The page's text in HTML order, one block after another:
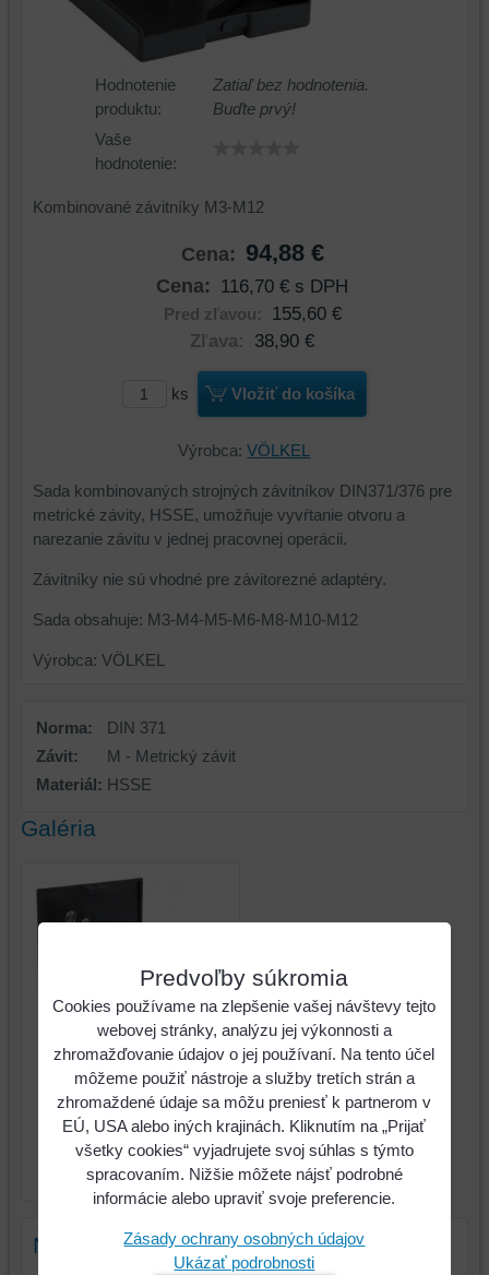
Hodnotenie
produktu:
Zatiaľ bez hodnotenia.
Buďte prvý!
Vaše
hodnotenie:
Kombinované závitníky M3-M12
Cena: 94,88 €
Cena: 116,70 € s DPH
Pred zľavou:
155,60 €
Zľava:
38,90 €
ks Vložiť do košíka
Výrobca:VÖLKEL
Sada kombinovaných strojných závitníkov DIN371/376 pre
metrické závity, HSSE, umožňuje vyvŕtanie otvoru a
narezanie závitu v jednej pracovnej operácii.
Závitníky nie sú vhodné pre závitorezné adaptéry.
Sada obsahuje: M3-M4-M5-M6-M8-M10-M12
Výrobca: VÖLKEL
Norma:
DIN 371
Závit:
M - Metrický závit
Materiál: HSSE
Galéria
Sada kombinovaných
strojných závitníkov, M,
HSSE, DIN371/376,
VÖLKEL
Nový komentár
Predvoľby súkromia
Cookies používame na zlepšenie vašej návštevy tejto
webovej stránky, analýzu jej výkonnosti a
zhromažďovanie údajov o jej používaní. Na tento účel
môžeme použiť nástroje a služby tretích strán a
zhromaždené údaje sa môžu preniesť k partnerom v
EÚ, USA alebo iných krajinách. Kliknutím na „Prijať
všetky cookies“ vyjadrujete svoj súhlas s týmto
spracovaním. Nižšie môžete nájsť podrobné
informácie alebo upraviť svoje preferencie.
Zásady ochrany osobných údajov
Ukázať podrobnosti